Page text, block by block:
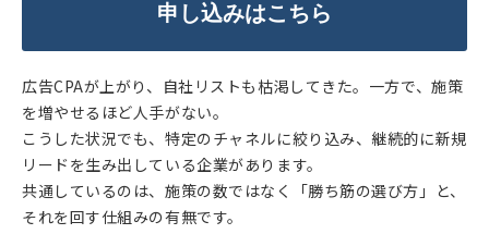
申し込みはこちら
広告CPAが上がり、自社リストも枯渇してきた。一方で、施策
を増やせるほど人手がない。
こうした状況でも、特定のチャネルに絞り込み、継続的に新規
リードを生み出している企業があります。
共通しているのは、施策の数ではなく「勝ち筋の選び方」と、
それを回す仕組みの有無です。